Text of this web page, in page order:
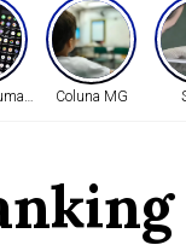
Coluna MG